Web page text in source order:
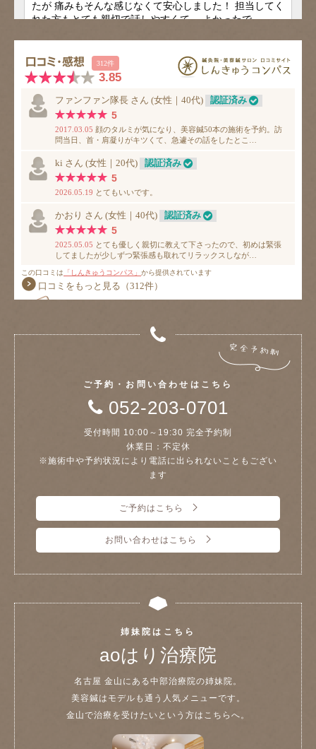
ご予約・お問い合わせはこちら
052-203-0701
受付時間 10:00～19:30 完全予約制
休業日：不定休
※施術中や予約状況により電話に出られないこともござい
ます
ご予約はこちら
お問い合わせはこちら
姉妹院はこちら
aoはり治療院
名古屋 金山にある中部治療院の姉妹院。
美容鍼はモデルも通う人気メニューです。
金山で治療を受けたいという方はこちらへ。